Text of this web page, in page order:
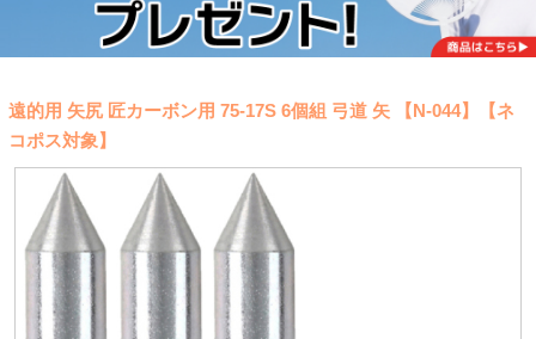
遠的用 矢尻 匠カーボン用 75-17S 6個組 弓道 矢 【N-044】【ネ
コポス対象】